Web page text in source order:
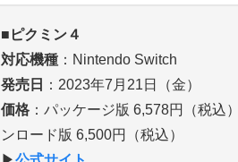
■ ピクミン４
対応機種 ：Nintendo Switch
発売日
：2023年7月21日（金）
価格 ：パッケージ版 6,578円（税込
ンロード版 6,500円（税込）